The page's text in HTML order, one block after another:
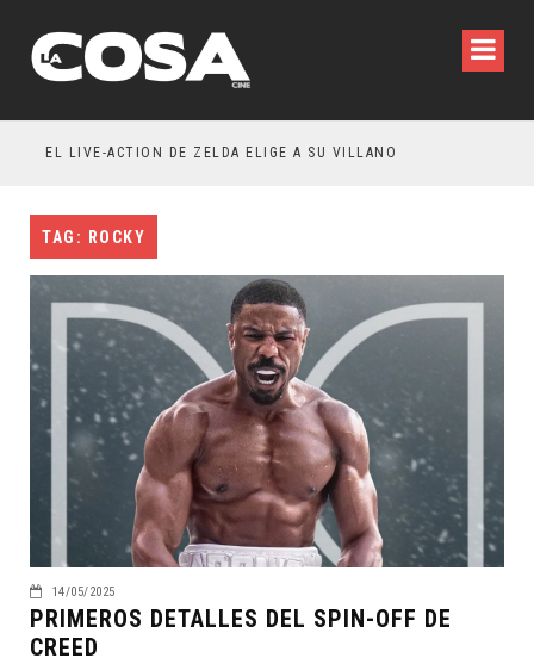
EL LIVE-ACTION DE ZELDA ELIGE A SU VILLANO
TAG: ROCKY
14/05/2025
PRIMEROS DETALLES DEL SPIN-OFF DE
CREED